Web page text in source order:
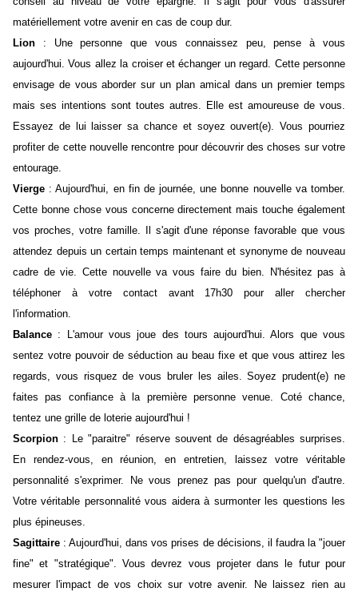
matériellement votre avenir en cas de coup dur.
Lion : Une personne que vous connaissez peu, pense à vous
aujourd'hui. Vous allez la croiser et échanger un regard. Cette personne
envisage de vous aborder sur un plan amical dans un premier temps
mais ses intentions sont toutes autres. Elle est amoureuse de vous.
Essayez de lui laisser sa chance et soyez ouvert(e). Vous pourriez
profiter de cette nouvelle rencontre pour découvrir des choses sur votre
entourage.
Vierge : Aujourd'hui, en fin de journée, une bonne nouvelle va tomber.
Cette bonne chose vous concerne directement mais touche également
vos proches, votre famille. Il s'agit d'une réponse favorable que vous
attendez depuis un certain temps maintenant et synonyme de nouveau
cadre de vie. Cette nouvelle va vous faire du bien. N'hésitez pas à
téléphoner à votre contact avant 17h30 pour aller chercher
l'information.
Balance : L'amour vous joue des tours aujourd'hui. Alors que vous
sentez votre pouvoir de séduction au beau fixe et que vous attirez les
regards, vous risquez de vous bruler les ailes. Soyez prudent(e) ne
faites pas confiance à la première personne venue. Coté chance,
tentez une grille de loterie aujourd'hui !
Scorpion : Le "paraitre" réserve souvent de désagréables surprises.
En rendez-vous, en réunion, en entretien, laissez votre véritable
personnalité s'exprimer. Ne vous prenez pas pour quelqu'un d'autre.
Votre véritable personnalité vous aidera à surmonter les questions les
plus épineuses.
Sagittaire : Aujourd'hui, dans vos prises de décisions, il faudra la "jouer
fine" et "stratégique". Vous devrez vous projeter dans le futur pour
mesurer l'impact de vos choix sur votre avenir. Ne laissez rien au